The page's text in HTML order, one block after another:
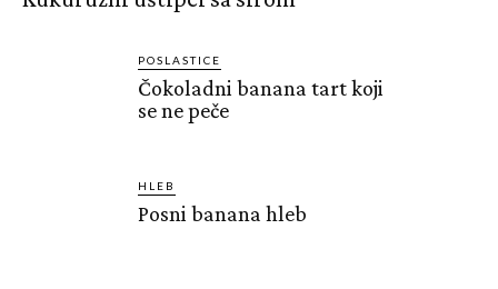
POSLASTICE
Čokoladni banana tart koji
se ne peče
HLEB
Posni banana hleb